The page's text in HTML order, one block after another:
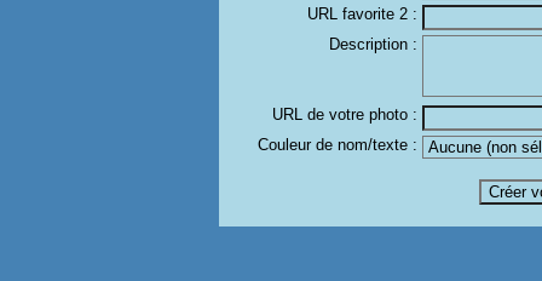
URL favorite 2 :
Description :
URL de votre photo :
Couleur de nom/texte :